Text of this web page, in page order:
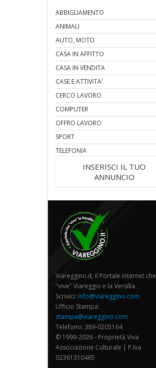
ABBIGLIAMENTO
ANIMALI
AUTO, MOTO
CASA IN AFFITTO
CASA IN VENDITA
CASE E ATTIVITA'
CERCO LAVORO
COMPUTER
OFFRO LAVORO
SPORT
TELEFONIA
INSERISCI IL TUO
ANNUNCIO
Viareggino.it, il Portale internet che
"vive" Viareggio e la Versilia
Scrivici: info@viareggino.com
Ufficio Stampa:
stampa@viareggino.com
Telefono: 389-0205164
© 1999-2026 - Proprietà Viva
Associazione Culturale | P.Iva
02361310465